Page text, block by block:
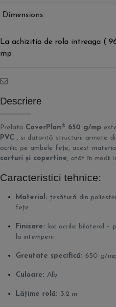
Dimensions
La achizitia de rola intreaga (
mp
Descriere
Prelata CoverPlan® 650 g/mp
PVC , si datorită structurii armate
acrilic pe ambele fețe, acest
corturi și copertine, atât în medii
Caracteristici tehnice:
Material: țesătură din
fețe
Finisare: lac acrilic bilateral –
la intemperii
Greutate specifică: 650 g/mp
Culoare: Alb
Lățime rolă: 3.2 m